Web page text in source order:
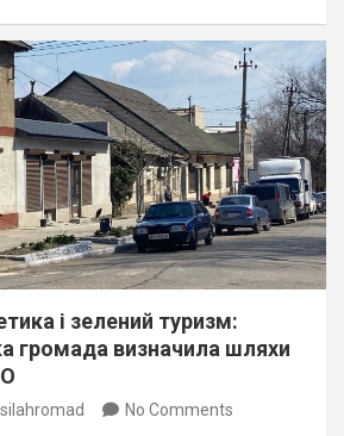
і зелений туризм:
громада визначила шляхи
silahromad No Comments